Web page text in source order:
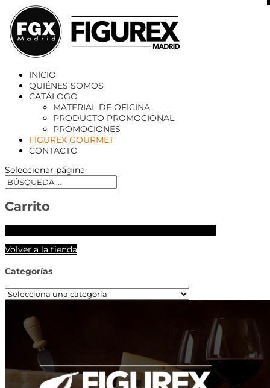
INICIO
QUIÉNES SOMOS
CATÁLOGO
MATERIAL DE OFICINA
PRODUCTO PROMOCIONAL
PROMOCIONES
FIGUREX GOURMET
CONTACTO
Seleccionar página
Carrito
Volver a la tienda
Categorías